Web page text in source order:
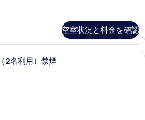
空室状況と料金を確認
デスク、遮光カーテン、WiFi (無料)
2名利用）禁煙